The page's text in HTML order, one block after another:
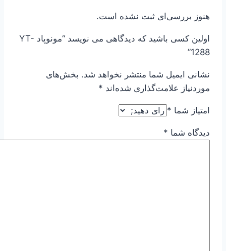
هنوز بررسی‌ای ثبت نشده است.
اولین کسی باشید که دیدگاهی می نویسد “مونوپاد YT-
1288”
نشانی ایمیل شما منتشر نخواهد شد. بخش‌های
موردنیاز علامت‌گذاری شده‌اند *
امتیاز شما *
دیدگاه شما *